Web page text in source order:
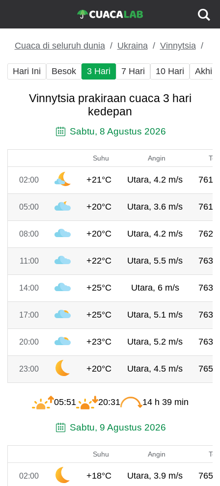
Cuaca di seluruh dunia Ukraina Vinnytsia
Hari Ini Besok 3 Hari 7 Hari 10 Hari Akhir
Vinnytsia prakiraan cuaca 3 hari
kedepan
Sabtu, 8 Agustus 2026
Suhu Angin
02:00 +21°C Utara, 4.2 m/s 761
05:00 +20°C Utara, 3.6 m/s 761
08:00 +20°C Utara, 4.2 m/s 762
11:00 +22°C Utara, 5.5 m/s 763
14:00 +25°C Utara, 6 m/s 763
17:00 +25°C Utara, 5.1 m/s 763
20:00 +23°C Utara, 5.2 m/s 763
23:00 +20°C Utara, 4.5 m/s 765
05:51 20:31 14 h 39 min
Sabtu, 9 Agustus 2026
Suhu Angin
02:00 +18°C Utara, 3.9 m/s 765